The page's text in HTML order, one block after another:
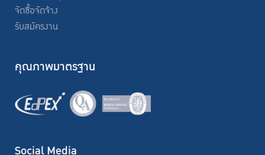
จัดซื้อจัดจ้าง
รับสมัครงาน
คุณภาพมาตรฐาน
Social Media